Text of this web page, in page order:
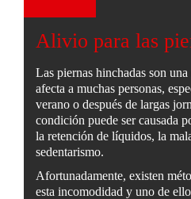
Alivio para las
Las piernas hinchadas son
afecta a muchas personas,
verano o después de largas
condición puede ser causada
la retención de líquidos, la
sedentarismo.
Afortunadamente, existen
esta incomodidad y uno de